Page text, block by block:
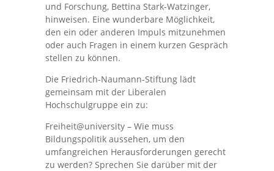
und Forschung, Bettina Stark-Watzinger,
hinweisen. Eine wunderbare Möglichkeit,
den ein oder anderen Impuls mitzunehmen
oder auch Fragen in einem kurzen Gespräch
stellen zu können.
Die Friedrich-Naumann-Stiftung lädt
gemeinsam mit der Liberalen
Hochschulgruppe ein zu:
Freiheit@university – Wie muss
Bildungspolitik aussehen, um den
umfangreichen Herausforderungen gerecht
zu werden? Sprechen Sie darüber mit der